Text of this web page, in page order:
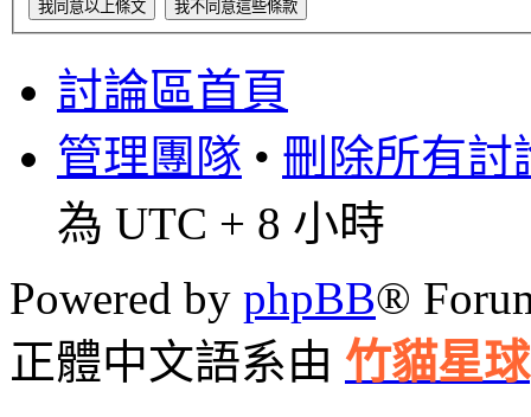
討論區首頁
管理團隊 • 刪除所有討
為 UTC + 8 小時
Powered by phpBB®
正體中文語系由 竹貓星球